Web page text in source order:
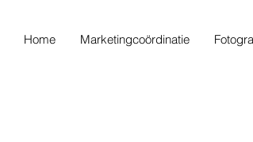
Home Marketingcoördinatie